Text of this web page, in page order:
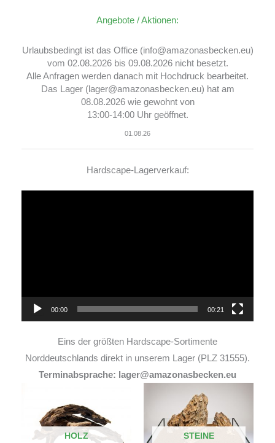
Angebote / Aktionen:
Urlaubsbedingt ist das Office (info@amazonasbecken.eu)
vom 02.08.2026 bis 09.08.2026 nicht besetzt.
Alle Anfragen werden danach mit Hochdruck bearbeitet.
Das Lager (lager@amazonasbecken.eu) hat am
08.08.2026 wie gewohnt von
13:00-14:00 Uhr geöffnet.
01.08.26
Hardscape-Lagerverkauf:
00:00 00:21
Eins der größten Hardscape-Sortimente
Norddeutschlands direkt in unserem Lager (PLZ 31555).
Terminabsprache: lager@amazonasbecken.eu
HOLZ STEINE